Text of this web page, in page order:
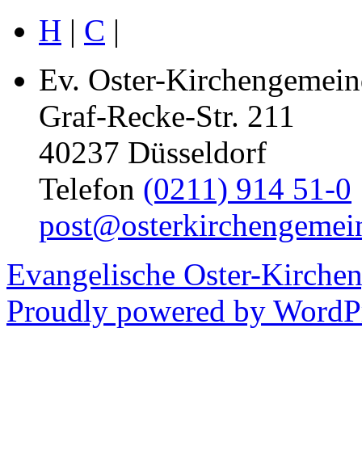
H | C |
Ev. Oster-
Graf-Recke-Str. 211
40237 Düsseldorf
Telefon (0211) 914 51-0
Evangelische Oster-
Proudly powered by